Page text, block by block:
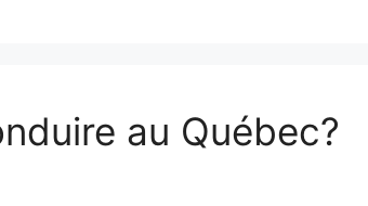
au Québec?